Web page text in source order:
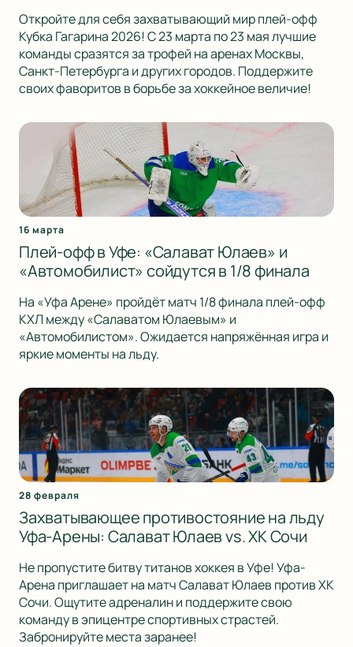
Откройте для себя захватывающий мир плей-офф
Кубка Гагарина 2026! С 23 марта по 23 мая лучшие
команды сразятся за трофей на аренах Москвы,
Санкт-Петербурга и других городов. Поддержите
своих фаворитов в борьбе за хоккейное величие!
16 марта
Плей-офф в Уфе: «Салават Юлаев» и
«Автомобилист» сойдутся в 1/8 финала
На «Уфа Арене» пройдёт матч 1/8 финала плей-офф
КХЛ между «Салаватом Юлаевым» и
«Автомобилистом». Ожидается напряжённая игра и
яркие моменты на льду.
28 февраля
Захватывающее противостояние на льду
Уфа-Арены: Салават Юлаев vs. ХК Сочи
Не пропустите битву титанов хоккея в Уфе! Уфа-
Арена приглашает на матч Салават Юлаев против ХК
Сочи. Ощутите адреналин и поддержите свою
команду в эпицентре спортивных страстей.
Забронируйте места заранее!